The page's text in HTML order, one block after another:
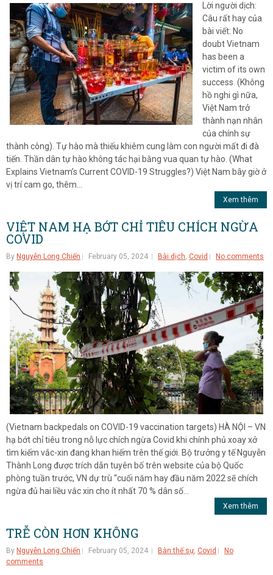
Lời người dịch:
Câu rất hay của
bài viết: No
doubt Vietnam
has been a
victim of its own
success. (Không
hồ nghi gì nữa,
Việt Nam trở
thành nạn nhân
của chính sự
thành công). Tự hào mà thiếu khiêm cung làm con người mất đi đà
tiến. Thần dân tự hào không tác hại bằng vua quan tự hào. (What
Explains Vietnam’s Current COVID-19 Struggles?) Việt Nam bây giờ ở
vị trí cam go, thêm...
Xem thêm
VIỆT NAM HẠ BỚT CHỈ TIÊU CHÍCH NGỪA
COVID
By Nguyễn Long Chiến February 05, 2024 Bài dịch, Covid No comments
(Vietnam backpedals on COVID-19 vaccination targets) HÀ NỘI – VN
hạ bớt chỉ tiêu trong nỗ lực chích ngừa Covid khi chính phủ xoay xở
tìm kiếm vắc-xin đang khan hiếm trên thế giới. Bộ trưởng y tế Nguyễn
Thành Long được trích dẫn tuyên bố trên website của bộ Quốc
phòng tuần trước, VN dự trù “cuối năm hay đầu năm 2022 sẽ chích
ngừa đủ hai liều vắc xin cho ít nhất 70 % dân số...
Xem thêm
TRỄ CÒN HƠN KHÔNG
By Nguyễn Long Chiến February 05, 2024 Bàn thế sự, Covid
No
comments